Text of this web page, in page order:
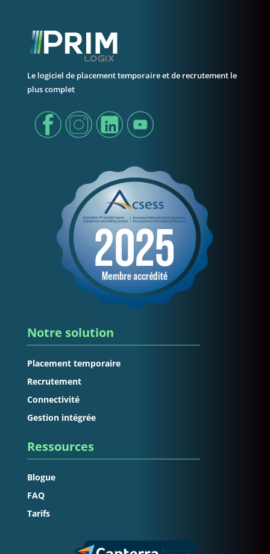
Le logiciel de placement temporaire et de recrutement le
plus complet
Notre solution
Placement temporaire
Recrutement
Connectivité
Gestion intégrée
Ressources
Blogue
FAQ
Tarifs